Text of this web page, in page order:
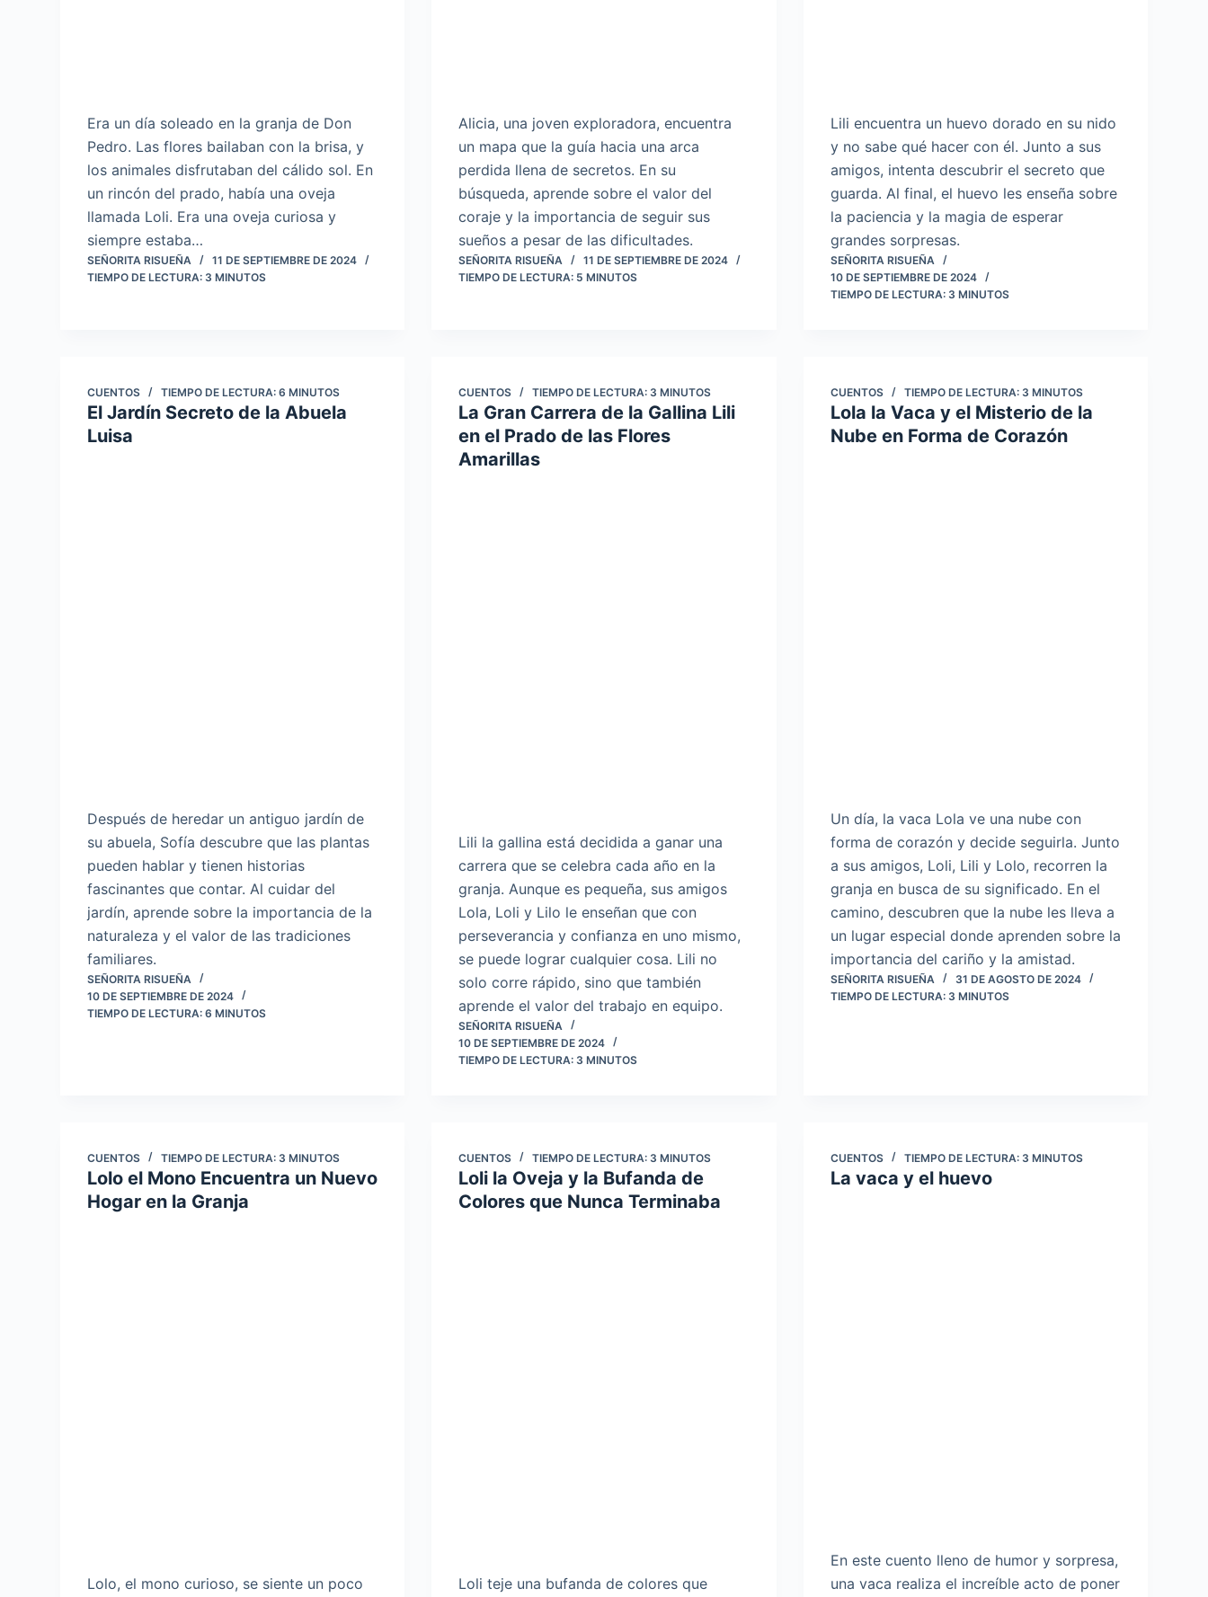
Era un día soleado en la granja de Don
Pedro. Las flores bailaban con la brisa, y
los animales disfrutaban del cálido sol. En
un rincón del prado, había una oveja
llamada Loli. Era una oveja curiosa y
siempre estaba…
SEÑORITA RISUEÑA
11 DE SEPTIEMBRE DE 2024
TIEMPO DE LECTURA: 3 MINUTOS
Alicia, una joven exploradora, encuentra
un mapa que la guía hacia una arca
perdida llena de secretos. En su
búsqueda, aprende sobre el valor del
coraje y la importancia de seguir sus
sueños a pesar de las dificultades.
SEÑORITA RISUEÑA
11 DE SEPTIEMBRE DE 2024
TIEMPO DE LECTURA: 5 MINUTOS
Lili encuentra un huevo dorado en su nido
y no sabe qué hacer con él. Junto a sus
amigos, intenta descubrir el secreto que
guarda. Al final, el huevo les enseña sobre
la paciencia y la magia de esperar
grandes sorpresas.
SEÑORITA RISUEÑA
10 DE SEPTIEMBRE DE 2024
TIEMPO DE LECTURA: 3 MINUTOS
CUENTOS TIEMPO DE LECTURA: 6 MINUTOS
El Jardín Secreto de la Abuela
Luisa
Después de heredar un antiguo jardín de
su abuela, Sofía descubre que las plantas
pueden hablar y tienen historias
fascinantes que contar. Al cuidar del
jardín, aprende sobre la importancia de la
naturaleza y el valor de las tradiciones
familiares.
SEÑORITA RISUEÑA
10 DE SEPTIEMBRE DE 2024
TIEMPO DE LECTURA: 6 MINUTOS
CUENTOS TIEMPO DE LECTURA: 3 MINUTOS
La Gran Carrera de la Gallina Lili
en el Prado de las Flores
Amarillas
Lili la gallina está decidida a ganar una
carrera que se celebra cada año en la
granja. Aunque es pequeña, sus amigos
Lola, Loli y Lilo le enseñan que con
perseverancia y confianza en uno mismo,
se puede lograr cualquier cosa. Lili no
solo corre rápido, sino que también
aprende el valor del trabajo en equipo.
SEÑORITA RISUEÑA
10 DE SEPTIEMBRE DE 2024
TIEMPO DE LECTURA: 3 MINUTOS
CUENTOS TIEMPO DE LECTURA: 3 MINUTOS
Lola la Vaca y el Misterio de la
Nube en Forma de Corazón
Un día, la vaca Lola ve una nube con
forma de corazón y decide seguirla. Junto
a sus amigos, Loli, Lili y Lolo, recorren la
granja en busca de su significado. En el
camino, descubren que la nube les lleva a
un lugar especial donde aprenden sobre la
importancia del cariño y la amistad.
SEÑORITA RISUEÑA
31 DE AGOSTO DE 2024
TIEMPO DE LECTURA: 3 MINUTOS
CUENTOS TIEMPO DE LECTURA: 3 MINUTOS
Lolo el Mono Encuentra un Nuevo
Hogar en la Granja
Lolo, el mono curioso, se siente un poco
CUENTOS TIEMPO DE LECTURA: 3 MINUTOS
Loli la Oveja y la Bufanda de
Colores que Nunca Terminaba
Loli teje una bufanda de colores que
CUENTOS TIEMPO DE LECTURA: 3 MINUTOS
La vaca y el huevo
En este cuento lleno de humor y sorpresa,
una vaca realiza el increíble acto de poner